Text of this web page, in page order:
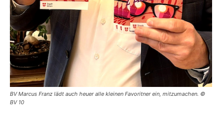
BV Marcus Franz lädt auch heuer alle kleinen Favoritner ein, mitzumachen. ©
BV 10